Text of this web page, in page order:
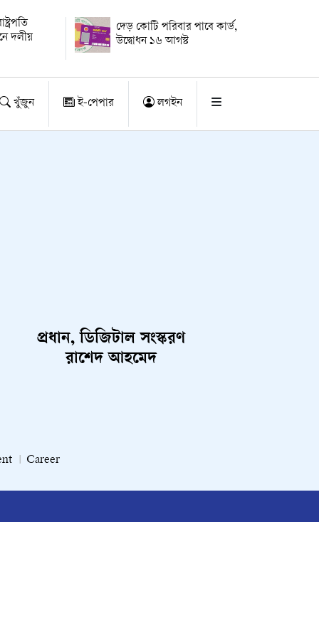
দলীয়
দেড় কোটি পরিবার পাবে কার্ড,
উদ্বোধন ১৬ আগস্ট
খুঁজুন ই-পেপার লগইন
প্রধান, ডিজিটাল সংস্করণ
রাশেদ আহমেদ
Career